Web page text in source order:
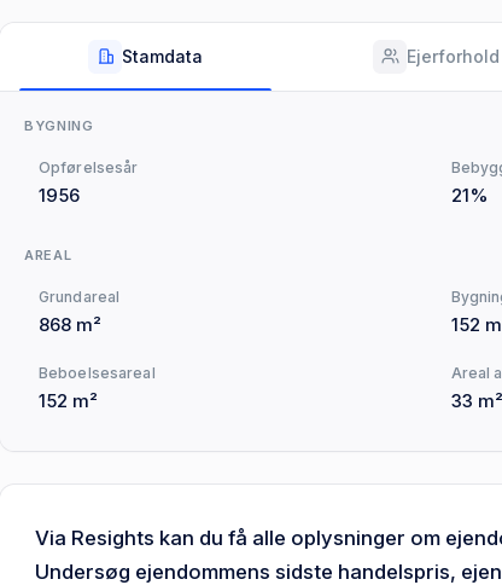
Stamdata Ejerforhold
BYGNING
Opførelsesår
1956 21%
AREAL
Grundareal
868 m² 152
Beboelsesareal
152 m²
Areal
33 m²
Via Resights kan du få alle oplysninger om
Undersøg ejendommens sidste handelspris,